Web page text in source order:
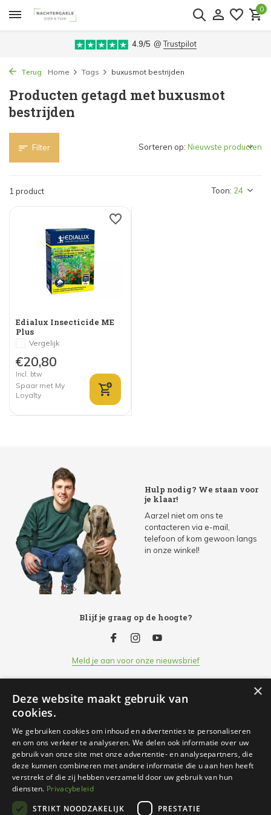
0
4.9/5 @Trustpilot
Terug Home Tags buxusmot bestrijden
Producten getagd met buxusmot
bestrijden
Filter
1 product Toon:
Sorteren op:
Edialux Insecticide ME
Plus
Vergelijk
€20,80
Incl. btw
Spaar met My
Loyalty
Hulp nodig? We staan voor
je klaar!
Aarzel niet om ons te
contacteren via e-mail,
telefoon of kom gewoon langs
in onze winkel!
Blijf je graag op de hoogte?
Meld je aan voor onze nieuwsbrief
Klantenservice
Openingsuren
Informatie
Contact
×
Deze website maakt gebruik van
cookies.
We gebruiken cookies om inhoud en advertenties te personaliseren
en om ons verkeer te analyseren. We delen ook informatie over uw
gebruik van onze site met onze advertentie- en analysepartners, die
deze kunnen combineren met andere informatie die u aan hen heeft
verstrekt of die zij hebben verzameld door uw gebruik van hun
diensten. Privacybeleid
STRIKT NOODZAKELIJK
PRESTATIE